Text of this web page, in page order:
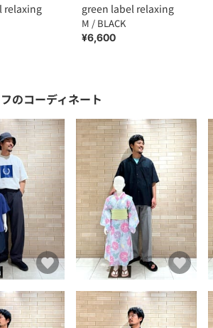
relaxing green label relaxing
M / BLACK
¥6,600
のコーディネート